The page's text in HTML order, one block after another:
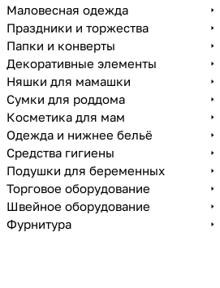
Маловесная одежда
Праздники и торжества
Папки и конверты
Декоративные элементы
Няшки для мамашки
Сумки для роддома
Косметика для мам
Одежда и нижнее бельё
Средства гигиены
Подушки для беременных
Торговое оборудование
Швейное оборудование
Фурнитура